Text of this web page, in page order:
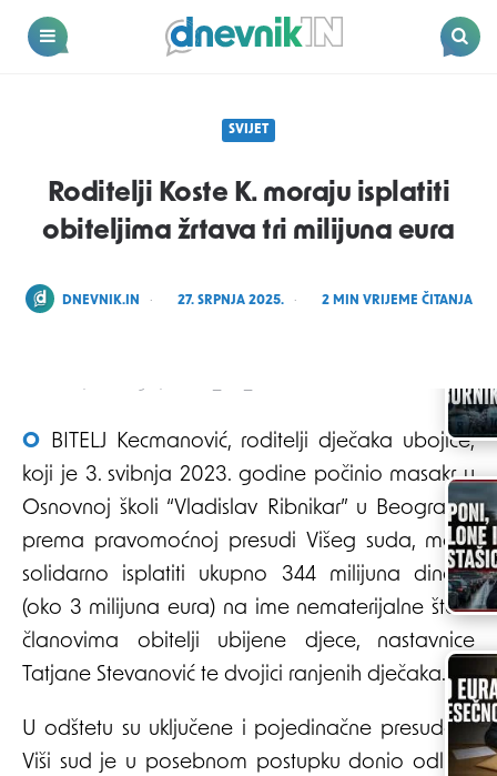
Dnevnik.in
SVIJET
Roditelji Koste K. moraju isplatiti
obiteljima žrtava tri milijuna eura
POSTED
DNEVNIK.IN 27. SRPNJA 2025. 2MIN VRIJEME ČITANJA
OBITELJ Kecmanović, roditelji dječaka ubojice,
koji je 3. svibnja 2023. godine počinio masakr u
Osnovnoj školi “Vladislav Ribnikar” u Beogradu,
prema pravomoćnoj presudi Višeg suda, mora
solidarno isplatiti ukupno 344 milijuna dinara
(oko 3 milijuna eura) na ime nematerijalne štete
članovima obitelji ubijene djece, nastavnice
Tatjane Stevanović te dvojici ranjenih dječaka.
U odštetu su uključene i pojedinačne presude –
Viši sud je u posebnom postupku donio odluku